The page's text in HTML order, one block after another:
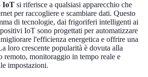
IoT si riferisce a qualsiasi apparecchio che
per raccogliere e scambiare dati. Questo
di tecnologie, dai frigoriferi intelligenti ai
IoT sono progettati per automatizzare
l'efficienza energetica e offrire una
loro crescente popularità è dovuta alla
remoto, monitoraggio in tempo reale e
impostazioni.